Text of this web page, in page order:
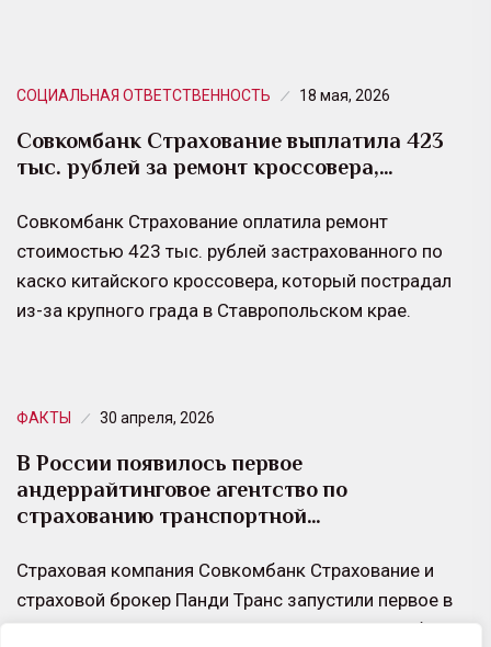
СОЦИАЛЬНАЯ ОТВЕТСТВЕННОСТЬ 18 мая, 2026
Совкомбанк Страхование выплатила 423
тыс. рублей за ремонт кроссовера,…
Совкомбанк Страхование оплатила ремонт
стоимостью 423 тыс. рублей застрахованного по
каско китайского кроссовера, который пострадал
из-за крупного града в Ставропольском крае.
ФАКТЫ 30 апреля, 2026
В России появилось первое
андеррайтинговое агентство по
страхованию транспортной…
Страховая компания Совкомбанк Страхование и
страховой брокер Панди Транс запустили первое в
России андеррайтинговое агентство, которое будет